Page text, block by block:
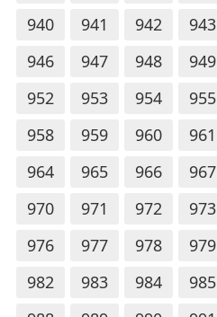
940
941 942 943
946
947 948 949
952
953 954 955
958
959 960 961
964
965 966 967
970
971 972 973
976
977 978 979
982
983 984 985